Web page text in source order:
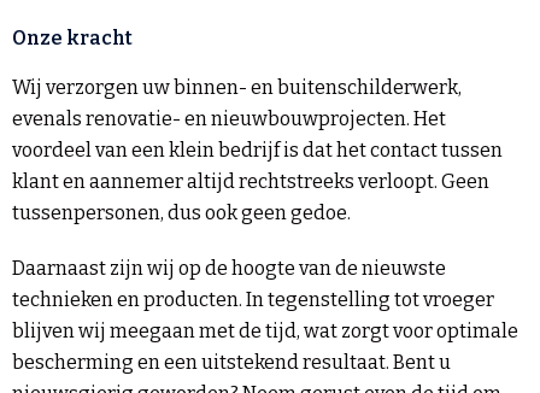
Onze kracht
Wij verzorgen uw binnen- en buitenschilderwerk,
evenals renovatie- en nieuwbouwprojecten. Het
voordeel van een klein bedrijf is dat het contact tussen
klant en aannemer altijd rechtstreeks verloopt. Geen
tussenpersonen, dus ook geen gedoe.
Daarnaast zijn wij op de hoogte van de nieuwste
technieken en producten. In tegenstelling tot vroeger
blijven wij meegaan met de tijd, wat zorgt voor optimale
bescherming en een uitstekend resultaat. Bent u